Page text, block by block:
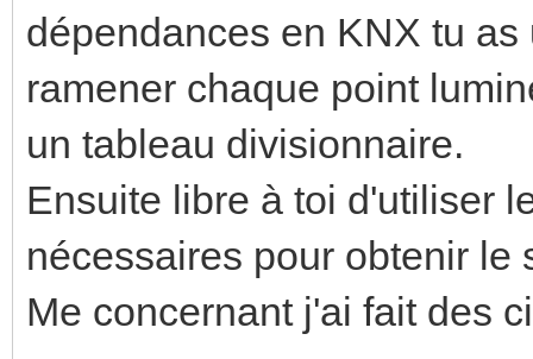
dépendances en KNX tu
ramener chaque point
un tableau divisionnaire.
Ensuite libre à toi d'utiliser
nécessaires pour obtenir le
Me concernant j'ai fait des